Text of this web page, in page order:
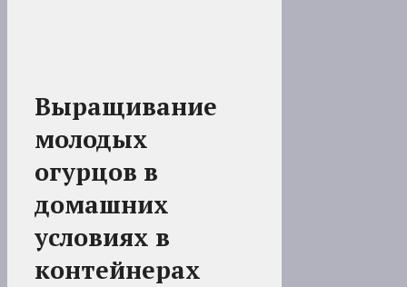
Выращивание
молодых
огурцов в
домашних
условиях в
контейнерах